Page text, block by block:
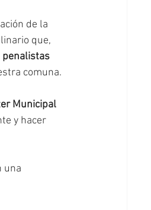
de la
que,
penalistas
comuna.
Municipal
y hacer
una